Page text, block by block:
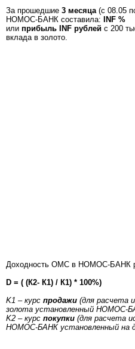
За прошедшие 3 месяца(с 08.05
НОМОС-БАНК составила:
INF %
или прибыль INF рублей с 200
вклада в золото.
Доходность ОМС в НОМОС-БАНК
D = ( (К2- К1) / К1) * 100%)
K1 – курс продажи (для расчета
золота установленный НОМОС-
K2 – курс покупки (для расчета
НОМОС-БАНК установленный на